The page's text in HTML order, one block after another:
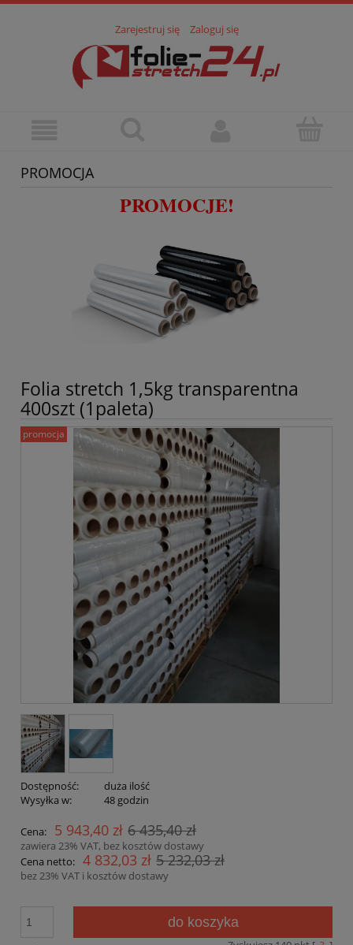
Zarejestruj się Zaloguj się
PROMOCJA
PROMOCJE!
Folia stretch 1,5kg transparentna
400szt (1paleta)
promocja
Dostępność:
duża ilość
Wysyłka w:
48 godzin
Cena: 5 943,40 zł 6 435,40 zł
zawiera 23% VAT, bez kosztów dostawy
Cena netto: 4 832,03 zł 5 232,03 zł
bez 23% VAT i kosztów dostawy
do koszyka